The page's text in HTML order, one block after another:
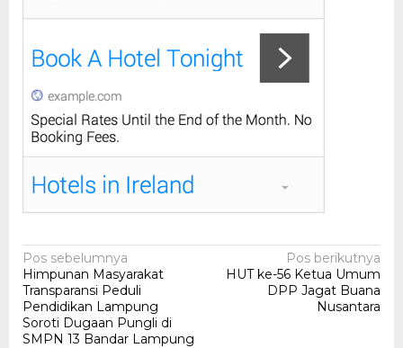
Navigasi
pos
Pos sebelumnya
Himpunan Masyarakat
Transparansi Peduli
Pendidikan Lampung
Soroti Dugaan Pungli di
SMPN 13 Bandar Lampung
Pos berikutnya
HUT ke-56 Ketua Umum
DPP Jagat Buana
Nusantara